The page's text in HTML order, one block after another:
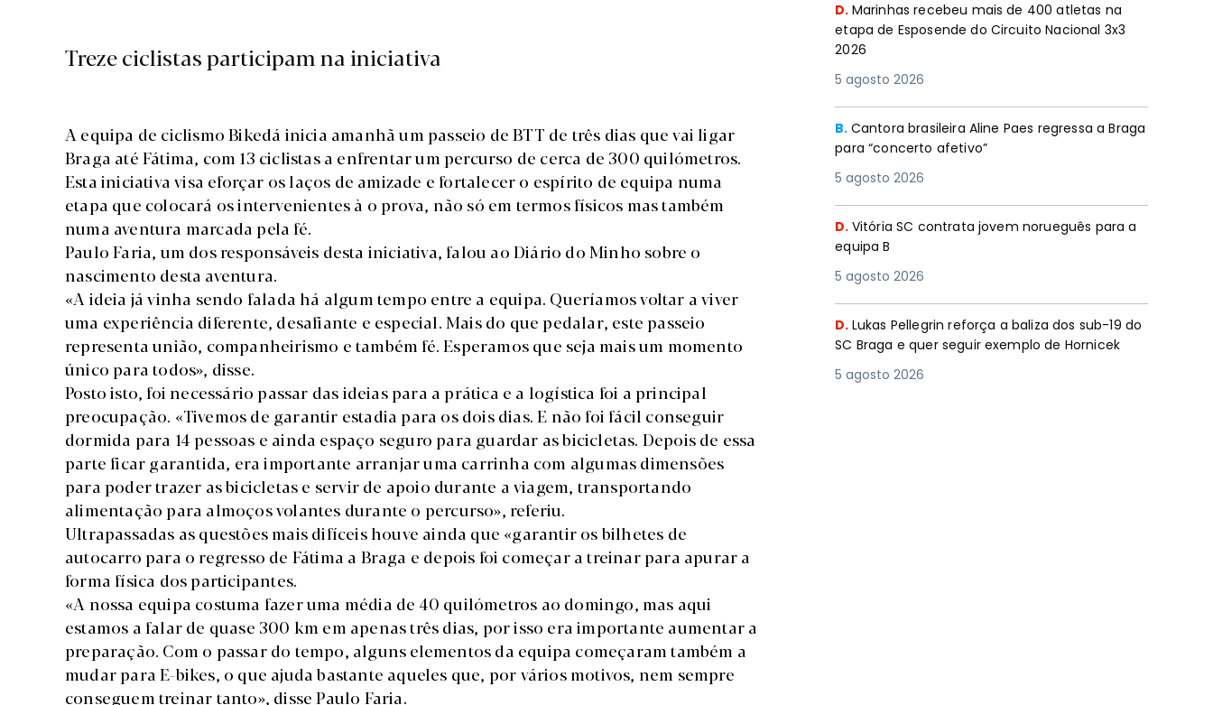
Treze ciclistas participam na iniciativa
A equipa de ciclismo Bikedá inicia amanhã um passeio de BTT de três dias que vai ligar
Braga até Fátima, com 13 ciclistas a enfrentar um percurso de cerca de 300 quilómetros.
Esta iniciativa visa eforçar os laços de amizade e fortalecer o espírito de equipa numa
etapa que colocará os intervenientes à o prova, não só em termos físicos mas também
numa aventura marcada pela fé.
Paulo Faria, um dos responsáveis desta iniciativa, falou ao Diário do Minho sobre o
nascimento desta aventura.
«A ideia já vinha sendo falada há algum tempo entre a equipa. Queríamos voltar a viver
uma experiência diferente, desafiante e especial. Mais do que pedalar, este passeio
representa união, companheirismo e também fé. Esperamos que seja mais um momento
único para todos», disse.
Posto isto, foi necessário passar das ideias para a prática e a logística foi a principal
preocupação. «Tivemos de garantir estadia para os dois dias. E não foi fácil conseguir
dormida para 14 pessoas e ainda espaço seguro para guardar as bicicletas. Depois de essa
parte ficar garantida, era importante arranjar uma carrinha com algumas dimensões
para poder trazer as bicicletas e servir de apoio durante a viagem, transportando
alimentação para almoços volantes durante o percurso», referiu.
Ultrapassadas as questões mais difíceis houve ainda que «garantir os bilhetes de
autocarro para o regresso de Fátima a Braga e depois foi começar a treinar para apurar a
forma física dos participantes.
«A nossa equipa costuma fazer uma média de 40 quilómetros ao domingo, mas aqui
estamos a falar de quase 300 km em apenas três dias, por isso era importante aumentar a
preparação. Com o passar do tempo, alguns elementos da equipa começaram também a
mudar para E-bikes, o que ajuda bastante aqueles que, por vários motivos, nem sempre
conseguem treinar tanto», disse Paulo Faria.
D. Marinhas recebeu mais de 400 atletas na
etapa de Esposende do Circuito Nacional 3x3
2026
5 agosto 2026
B. Cantora brasileira Aline Paes regressa a Braga
para “concerto afetivo”
5 agosto 2026
D. Vitória SC contrata jovem norueguês para a
equipa B
5 agosto 2026
D. Lukas Pellegrin reforça a baliza dos sub-19 do
SC Braga e quer seguir exemplo de Hornicek
5 agosto 2026